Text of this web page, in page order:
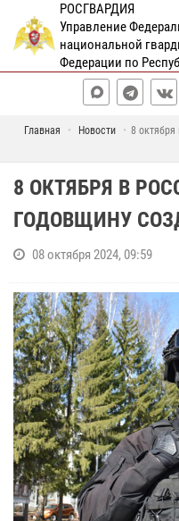
РОСГВАРДИЯ
Управление
национальной
Федерации по
Главная Новости
8
8 ОКТЯБРЯ В
ГОДОВЩИНУ
08 октября 2024, 09:59